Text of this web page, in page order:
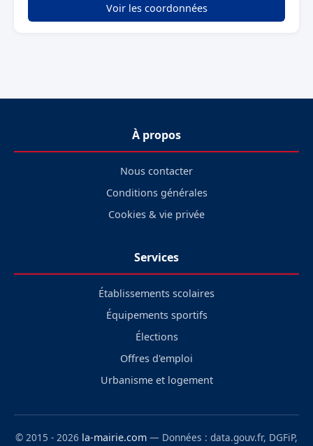
Voir les coordonnées
À propos
Nous contacter
Conditions générales
Cookies & vie privée
Services
Établissements scolaires
Équipements sportifs
Élections
Offres d'emploi
Urbanisme et logement
© 2015 - 2026 la-mairie.com — Données : data.gouv.fr, DGFiP,